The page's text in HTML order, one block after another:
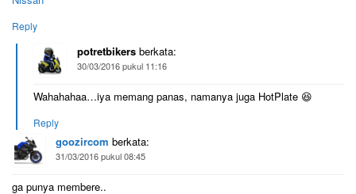
Reply
potretbikers berkata:
30/03/2016 pukul 11:16
Wahahahaa…iya memang panas, namanya juga HotPlate 😆
Reply
goozircom berkata:
31/03/2016 pukul 08:45
ga punya membere..